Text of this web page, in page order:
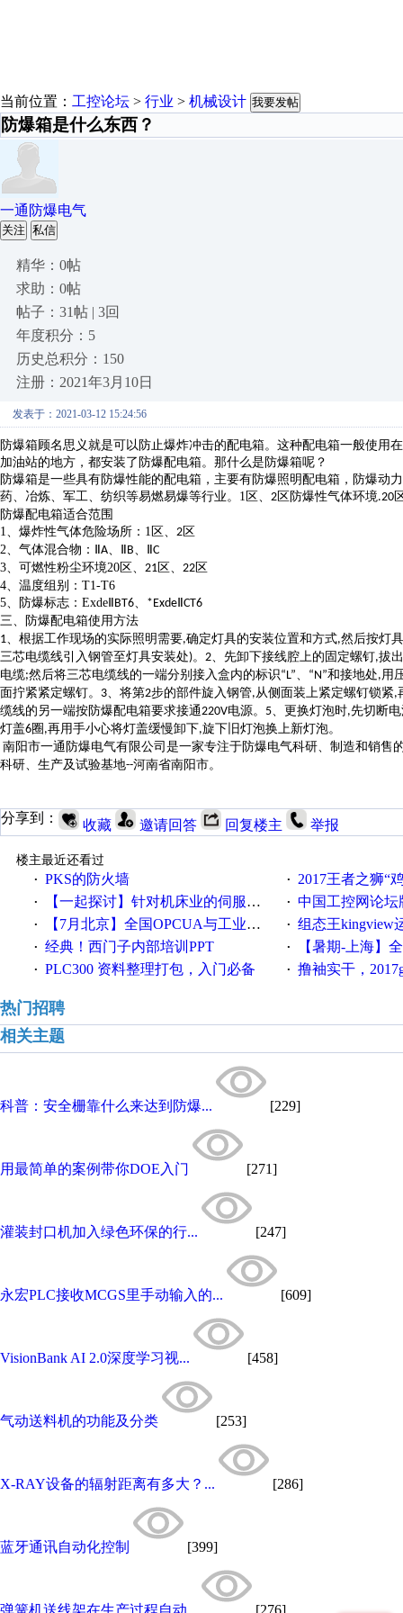
当前位置： 工控论坛 > 行业 > 机械设计 我要发帖
防爆箱是什么东西？
一通防爆电气
关注 私信
精华：0帖
求助：0帖
帖子：31帖 | 3回
年度积分：5
历史总积分：150
注册：2021年3月10日
发表于：2021-03-12 15:24:56
防爆箱顾名思义就是可以防止爆炸冲击的配电箱。这种配电箱一般使用
加油站的地方，都安装了防爆配电箱。那什么是防爆箱呢？
防爆箱是一些具有防爆性能的配电箱，主要有防爆照明配电箱，防爆动
药、冶炼、军工、纺织等易燃易爆等行业。 1 区、 2 区防爆性气体环境.20
防爆配电箱适合范围
1、 爆炸性气体危险场所： 1 区、 2 区
2、 气体混合物： A、Ⅱ B、Ⅱ C
3、 可燃性粉尘环境20 区、 21 区、 22 区
4、 温度组别： T1-T6
5、
防爆标志： Exde BT6、 *Exde CT6
三、防爆配电箱使用方法
1、根据工作现场的实际照明需要,确定灯具的安装位置和方式,然后按灯
三芯电缆线引入钢管至灯具安装处)。 2、先卸下接线腔上的固定螺钉,拔
电缆;然后将三芯电缆线的一端分别接入盒内的标识“L”、 “N”和接地处,用
面拧紧紧定螺钉。 3、将第2步的部件旋入钢管,从侧面装上紧定螺钉锁紧,
缆线的另一端按防爆配电箱要求接通220V电源。 5、更换灯泡时,先切断
灯盖6圈 ,再用手小心将灯盖缓慢卸下,旋下旧灯泡换上新灯泡。
南阳市一通防爆电气有限公司是一家专注于防爆电气科研、制造和销
科研、生产及试验基地--河南省南阳市。
分享到： 收藏 邀请回答 回复楼主 举报
楼主最近还看过
· PKS的防火墙 · 2017王者之狮“鸡”情签到
· 【一起探讨】针对机床业的伺服系统发展，您的期望是什么？ · 中国工控网论坛版
· 【7月北京】全国OPCUA与工业互联技术培训班通知！ · 组态王kingview
· 经典！西门子内部培训PPT · 【暑期-上海】全国工业
· PLC300 资料整理打包，入门必备 · 撸袖实干，2017gongkong®第
热门招聘
相关主题
科普：安全栅靠什么来达到防爆... [229]
用最简单的案例带你DOE入门 [271]
灌装封口机加入绿色环保的行... [247]
永宏PLC接收MCGS里手动输入的... [609]
VisionBank AI 2.0深度学习视... [458]
气动送料机的功能及分类 [253]
X-RAY设备的辐射距离有多大？... [286]
蓝牙通讯自动化控制 [399]
弹簧机送线架在生产过程自动... [276]